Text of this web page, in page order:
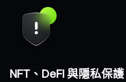
NFT、DeFi 與隱私保